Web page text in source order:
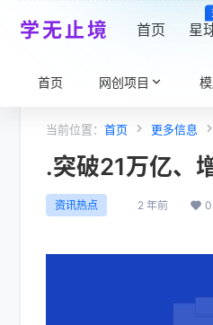
学无止境 首页 星
首页 网创项目
当前位置： 首页 更多信息
.突破21万亿、
资讯热点 2 年前 0